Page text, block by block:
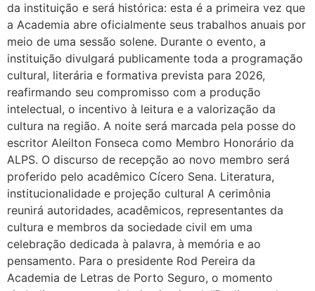
da instituição e será histórica: esta é a primeira vez que
a Academia abre oficialmente seus trabalhos anuais por
meio de uma sessão solene. Durante o evento, a
instituição divulgará publicamente toda a programação
cultural, literária e formativa prevista para 2026,
reafirmando seu compromisso com a produção
intelectual, o incentivo à leitura e a valorização da
cultura na região. A noite será marcada pela posse do
escritor Aleilton Fonseca como Membro Honorário da
ALPS. O discurso de recepção ao novo membro será
proferido pelo acadêmico Cícero Sena. Literatura,
institucionalidade e projeção cultural A cerimônia
reunirá autoridades, acadêmicos, representantes da
cultura e membros da sociedade civil em uma
celebração dedicada à palavra, à memória e ao
pensamento. Para o presidente Rod Pereira da
Academia de Letras de Porto Seguro, o momento